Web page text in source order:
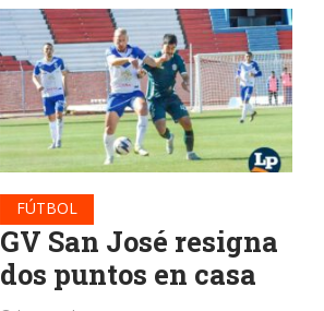
FÚTBOL
GV San José resigna
dos puntos en casa